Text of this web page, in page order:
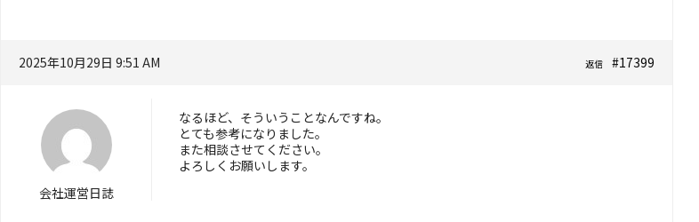
2025年10月29日 9:51 AM #17399
返信
会社運営日誌
なるほど、そういうことなんですね。
とても参考になりました。
また相談させてください。
よろしくお願いします。